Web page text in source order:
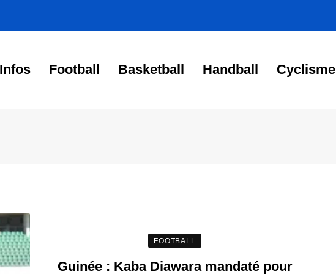
Infos Football Basketball Handball Cyclisme
FOOTBALL
Guinée : Kaba Diawara mandaté pour